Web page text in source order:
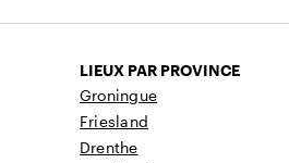
LIEUX PAR PROVINCE
Groningue
Friesland
Drenthe